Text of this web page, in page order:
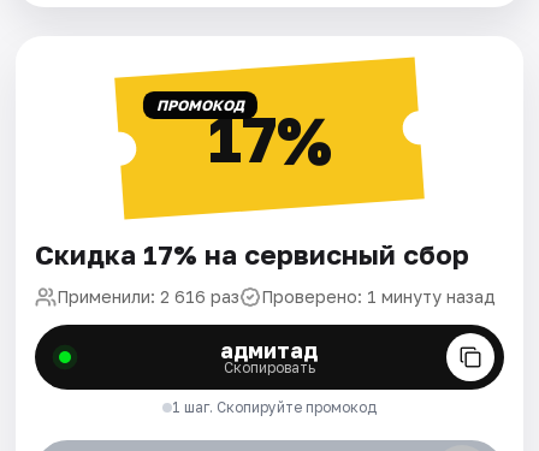
ПРОМОКОД17%
Скидка 17% на сервисный сбор
Применили: 2 616 раз Проверено: 1 минуту назад
адмитад
Скопировать
1 шаг. Скопируйте промокод